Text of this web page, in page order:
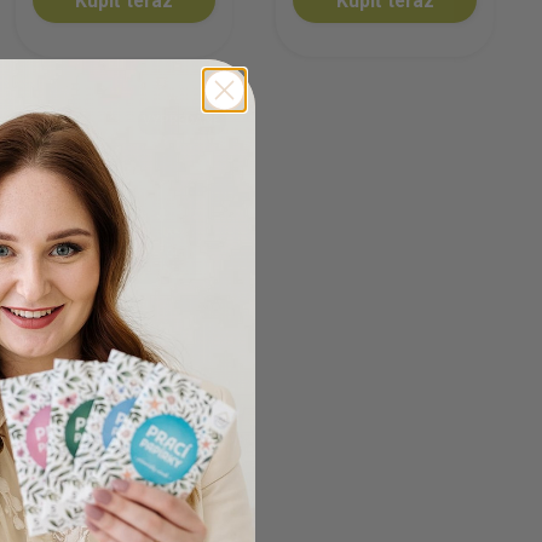
Voňavá sada 4
esenciálních olejů
EcoHaus, 4x 10 ml
(9)
1.396,00 Kč